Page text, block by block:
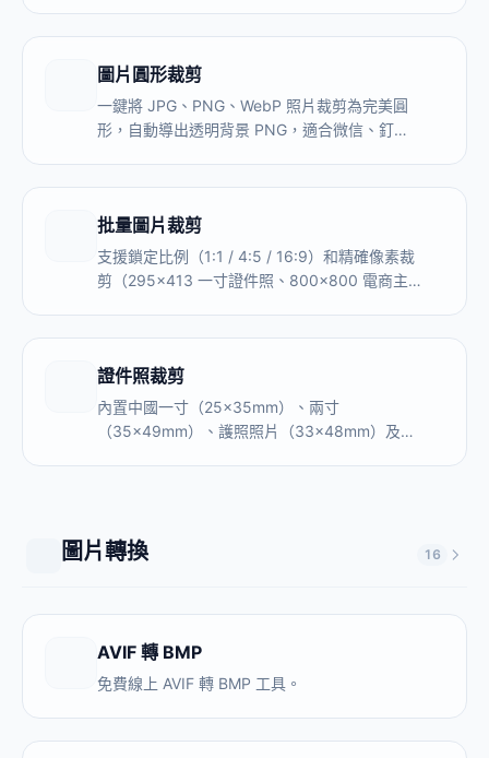
圖片圓形裁剪
一鍵將 JPG、PNG、WebP 照片裁剪為完美圓
形，自動導出透明背景 PNG，適合微信、釘
批量圖片裁剪
支援鎖定比例（1:1 / 4:5 / 16:9）和精確像素裁
剪（295×413 一寸證件照、800×800 電商主
證件照裁剪
內置中國一寸（25×35mm）、兩寸
（35×49mm）、護照照片（33×48mm）及美
圖片轉換 16
AVIF 轉 BMP
免費線上 AVIF 轉 BMP 工具。